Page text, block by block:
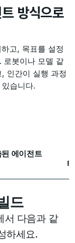
방식으로
고, 목표를 설정
로봇이나 모델 같
인간이 실행 과정
습니다.
에이전트
드
서 다음과 같
하세요.